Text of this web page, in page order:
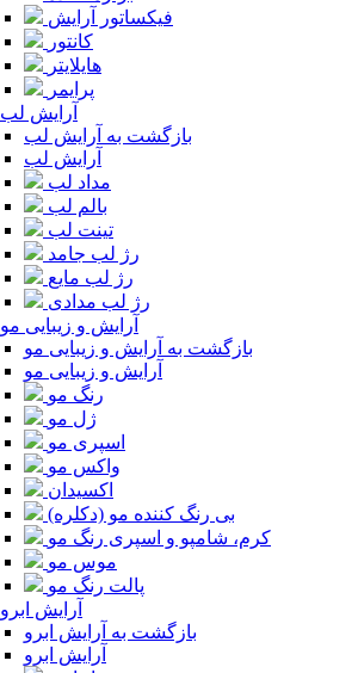
فیکساتور آرایش
کانتور
هایلایتر
پرایمر
آرایش لب
بازگشت به آرایش لب
آرایش لب
مداد لب
بالم لب
تینت لب
رژ لب جامد
رژ لب مایع
رژ لب مدادی
آرایش و زیبایی مو
بازگشت به آرایش و زیبایی مو
آرایش و زیبایی مو
رنگ مو
ژل مو
اسپری مو
واکس مو
اکسیدان
بی رنگ کننده مو (دکلره)
کرم، شامپو و اسپری رنگ مو
موس مو
پالت رنگ مو
آرایش ابرو
بازگشت به آرایش ابرو
آرایش ابرو